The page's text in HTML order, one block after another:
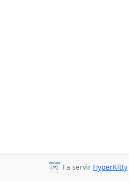
Fa servir HyperKitty